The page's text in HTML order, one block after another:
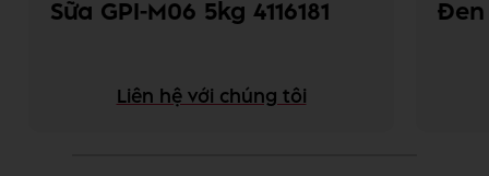
Sữa GPI-M06 5kg 4116181
Liên hệ với chúng tôi
Đen